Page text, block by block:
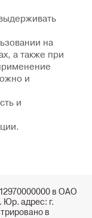
на
а также при
и
и
в ОАО
Юр. адрес: г.
в